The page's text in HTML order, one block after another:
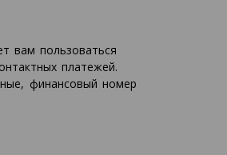
вам пользоваться
платежей.
финансовый номер